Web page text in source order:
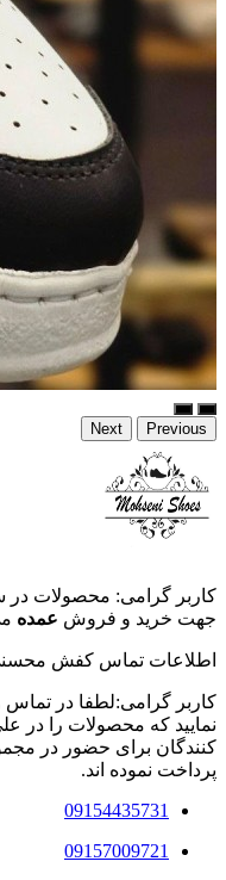
Previous
Next
کاربر گرامی: محصولات در
جهت خرید و فروش عمده
اطلاعات تماس کفش
کاربر گرامی:لطفا در تماس
نمایید که محصولات را در
کنندگان برای حضور در
پرداخت نموده اند.
09154435731
09157009721